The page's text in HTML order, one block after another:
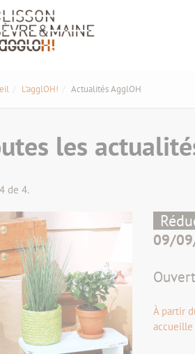
L'agglOH! Actualités AgglOH
les
de 4.
09/
À partir